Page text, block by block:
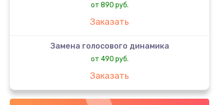
от 890 руб.
Заказать
Замена голосового динамика
от 490 руб.
Заказать
Замена датчика приближения